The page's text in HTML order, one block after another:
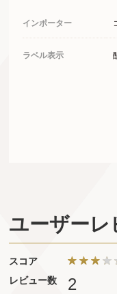
インポーター
ラベル表示
ユーザーレ
スコア
レビュー数
2